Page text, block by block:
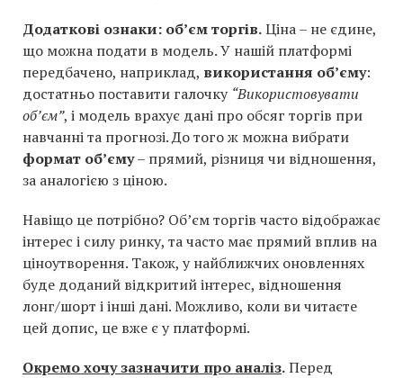
Додаткові ознаки: об’єм торгів.Ціна – не єдине,
що можна подати в модель. У нашій платформі
передбачено, наприклад, використання об’єму:
достатньо поставити галочку “Використовувати
об’єм”, і модель врахує дані про обсяг торгів при
навчанні та прогнозі. До того ж можна вибрати
формат об’єму– прямий, різниця чи відношення,
за аналогією з ціною.
Навіщо це потрібно? Об’єм торгів часто відображає
інтерес і силу ринку, та часто має прямий вплив на
ціноутворення. Також, у найближчих оновленнях
буде доданий відкритий інтерес, відношення
лонг/шорт і інші дані. Можливо, коли ви читаєте
цей допис, це вже є у платформі.
Окремо хочу зазначити про аналіз.Перед